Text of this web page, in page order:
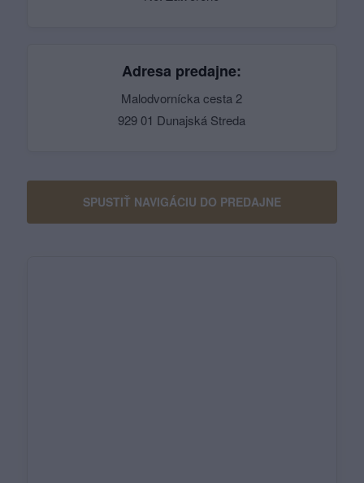
Adresa predajne:
Malodvornícka cesta 2
929 01 Dunajská Streda
SPUSTIŤ NAVIGÁCIU DO PREDAJNE